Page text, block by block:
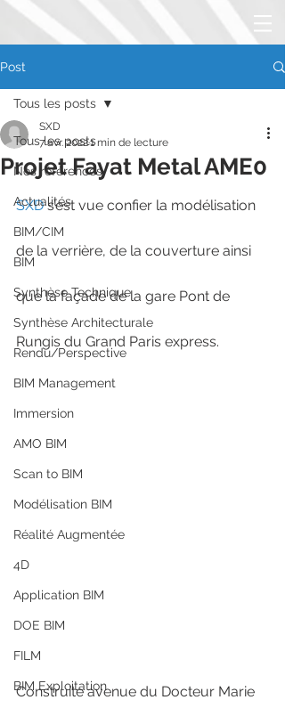
Post
Tous les posts
Nos références
Actualités
BIM/CIM
BIM
Synthèse Technique
Synthèse Architecturale
Rendu/Perspective
BIM Management
Immersion
AMO BIM
Scan to BIM
Modélisation BIM
Réalité Augmentée
4D
Application BIM
DOE BIM
FILM
BIM Exploitation
Tous les posts
Projet Fayat Metal AME0
SXD
7 avr. 20221 min de lecture
SXD s’est vue confier la modélisation
de la verrière, de la couverture ainsi
que la façade de la gare Pont de
Rungis du Grand Paris express.
Construite avenue du Docteur Marie